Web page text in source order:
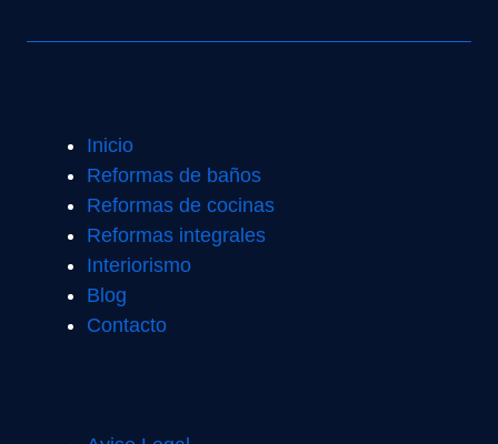
Inicio
Reformas de baños
Reformas de cocinas
Reformas integrales
Interiorismo
Blog
Contacto